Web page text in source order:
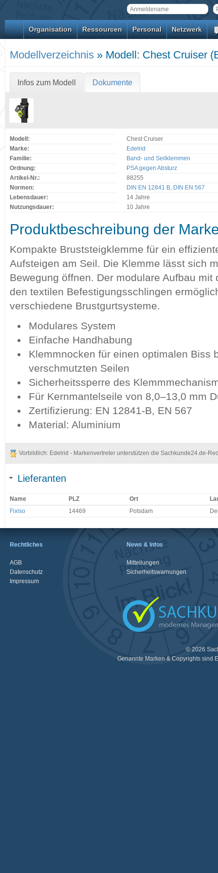
Organisation Ressourcen Personal Netzwerk
Modellverzeichnis » Modell: Chest Cruiser
Infos zum Modell Dokumente
Modell:
Chest Cruiser
Marke:
Edelrid
Familie:
Band- und Seilklemmen
Ordnung:
PSA gegen Absturz
Artikel-Nr.:
88255
Normen:
DIN EN 12841 B, DIN EN 567
Lebensdauer:
14 Jahre
Nutzungsdauer:
10 Jahre
Produktbeschreibung der
Kompakte Bruststeigklemme für ein
Aufsteigen am Seil. Die Klemme lässt sich
Bewegung öffnen. Der modulare Aufbau
den textilen Befestigungsschlingen
verschiedene Brustgurtsysteme.
Modulares System
Einfache Handhabung
Klemmnocken für einen optimalen Biss
verschmutzten Seilen
Sicherheitssperre des
Für Kernmantelseile von 8,0–13,0 mm
Zertifizierung: EN 12841-B, EN 567
Material: Aluminium
Vorbildlich: Edelrid - Markenvertreter unterstützen die Sachkunde24.de-
Lieferanten
Name PLZ Ort
Fixiso
14469 Potsdam
Rechtliches
AGB
Datenschutz
Impressum
News & Infos
Mitteilungen
Sicherheitswarnungen
© 2026
Genannte Marken & Copyrights sind